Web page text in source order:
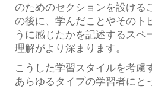
のためのセクションを設ける
の後に、学んだことやそのト
うに感じたかを記述するスペ
理解がより深まります。
こうした学習スタイルを考慮
あらゆるタイプの学習者にと